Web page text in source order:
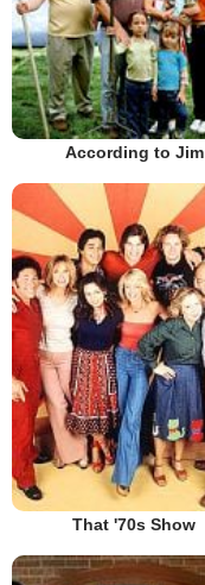
According to Jim
That '70s Show